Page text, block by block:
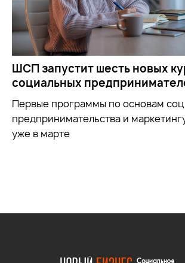
ШСП запустит шесть новых
социальных
Первые программы по основам
предпринимательства и
уже в марте